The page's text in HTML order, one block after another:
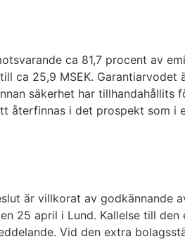
ca 81,7 procent av
ca 25,9 MSEK. Garantiarvodet
säkerhet har
återfinnas i det prospekt som
är villkorat av godkännande
25 april i Lund. Kallelse till den
Vid den extra